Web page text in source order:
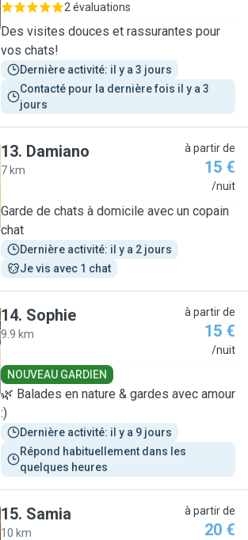
2 évaluations
Des visites douces et rassurantes pour
vos chats!
Dernière activité: il y a 3 jours
Contacté pour la dernière fois il y a 3
jours
13. Damiano
7 km
à partir de
15 €
/nuit
Garde de chats à domicile avec un copain
chat
Dernière activité: il y a 2 jours
Je vis avec 1 chat
14. Sophie
9.9 km
à partir de
15 €
/nuit
NOUVEAU GARDIEN
🌿 Balades en nature & gardes avec amour
:)
Dernière activité: il y a 9 jours
Répond habituellement dans les
quelques heures
15. Samia
10 km
à partir de
20 €